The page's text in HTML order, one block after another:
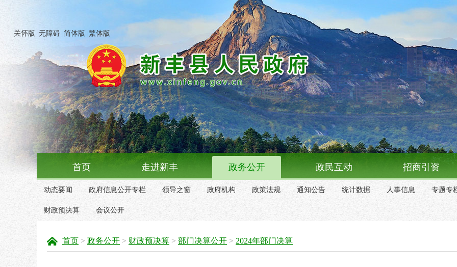
关怀版 无障碍 简体版 繁体版
首页 走进新丰 政务公开 政民互动 招商引资
动态要闻 政府信息公开专栏 领导之窗 政府机构 政策法规 通知公告 统计数据 人事信息 专题专
财政预决算 会议公开
首页 > 政务公开 > 财政预决算 > 部门决算公开 > 2024年部门决算